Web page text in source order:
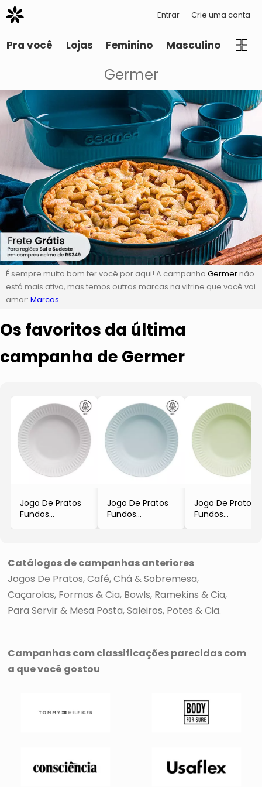
Entrar Crie uma conta
Pra você Lojas Feminino Masculino
Germer
É sempre muito bom ter você por aqui! A campanha Germernão
está mais ativa, mas temos outras marcas na vitrine que você vai
amar: Marcas
Os favoritos da última
campanha de Germer
Jogo De Pratos
Fundos
Jogo De Pratos
Fundos
Jogo De Pratos
Fundos
Catálogos de campanhas anteriores
Jogos De Pratos Café, Chá & Sobremesa
Caçarolas, Formas & Cia Bowls, Ramekins & Cia
Para Servir & Mesa Posta Saleiros, Potes & Cia
Campanhas com classificações parecidas com
a que você gostou